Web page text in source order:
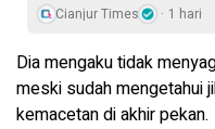
Cianjur Times 1 hari
Dia mengaku tidak
meski sudah mengetahui
kemacetan di akhir pekan.